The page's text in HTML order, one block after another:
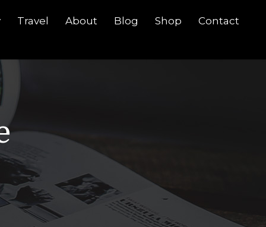
Travel About Blog Shop Contact